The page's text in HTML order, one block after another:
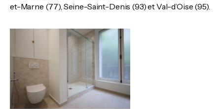
et-Marne (77), Seine-Saint-Denis (93) et Val-d’Oise (95).